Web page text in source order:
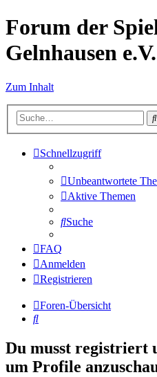
Forum der
Gelnhausen e.V.
Zum Inhalt
Schnellzugriff
Unbeantwortete
Aktive Themen
Suche
FAQ
Anmelden
Registrieren
Foren-Übersicht
Suche
Du musst registriert
um Profile